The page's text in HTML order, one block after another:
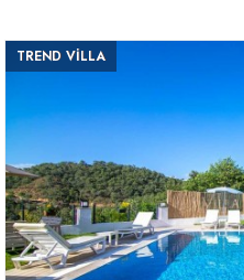
TREND VİLLA